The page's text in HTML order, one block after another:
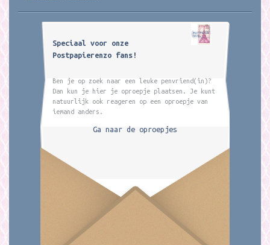
Speciaal voor onze
Postpapierenzo fans!
Ben je op zoek naar een leuke penvriend(in)?
Dan kun je hier je oproepje plaatsen. Je kunt
natuurlijk ook reageren op een oproepje van
iemand anders.
Ga naar de oproepjes